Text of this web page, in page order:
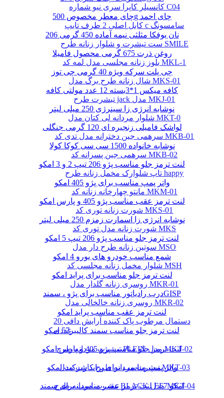
کانسیلر کاپرا سری نیو شماره C04
کابل اصلی 2 طرف تایپ c سامسونگ
ست تیشرت و شلوار زنانه طرح SMILE
بلوز زنانه مجلسی مدل لمه کد MKL-1
شال زنانه طرح برگ مدل MKS-01
تیشرت طرح jack مدل MKJ-01
شلوار مردانه لی کتان مدل MKT-0
سرهمی جین دخترانه مدل تدی کد MKB-01
سرهمی جین پسرانه کد MKB-02
تاپ شلوارک مخمل زنانه طرح happy
مانتو چهارخانه زنانه کد MKM-01
شورت زنانه توری کد MKS-01
شورت زنانه مدل توری کد MKS
سوتین زنانه طرح دار مدل MSO
شلوار مخمل زنانه مجلسی کد MSH
روسری زنانه گلدار مدل MKR-01
روسری زنانه خالخالی مدل MKR-02
دستمال مرطوب پاک کننده آرایش دافی 20
عددی
تیشرت مردانه طرح PLEIN مدل MKT-02
تیشرت مردانه طرح کارت مدل MKT-03
تیشرت مردانه طرح BLACK مدل MKT-04
چای معطر مخصوص 500g چای احمد
نان یوفکا مثلثی نیمه آماده 450 گرمی 206
روغن ذرت 675 گرمی محصول فامیلا
چی پلت سرکه ویژه 40 گرمی چی توز
کافه میکس 1*3بسته 12 عدد مولتی کافه
نوشابه انرژی زا سینرژی 250 میلی لیتر
لواشک فامیلی زنجیره ای 120 گرمی جنگلی
نوشابه خانواده 1500 سی سی کوکا کولا
لنت ترمز جلو مناسب پژو 206 تیپ 2 و 3 امکو
واتر پمپ مناسب برای پژو 405 امکو
لنت ترمز عقب مناسب پژو 405 و پارس امکو
نوشابه انرژی زا اسمارت زمزم 250 میلی لیتر
لنت ترمز جلو مناسب پژو 206 تیپ 5 امکو
شمع مناسب خودرو های یورو 4 امکو
لنت ترمز جلو مناسب برای پراید امکو
درب رادیاتور مناسب برای پژو ، سمندGISP
لنت ترمز عقب مناسب پراید امکو
لنت ترمز جلو مناسب سمند کالیبر57 امکو
لنت ترمز جلو مناسب پژو 405 و پارس امکو
واتر پمپ مناسب برای پراید شرکت امکو
لنت ترمز عقب مناسب برای سمند EF7 امکو